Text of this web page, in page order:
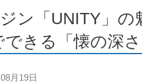
ン「UNITY」
できる「懐の深
月19日